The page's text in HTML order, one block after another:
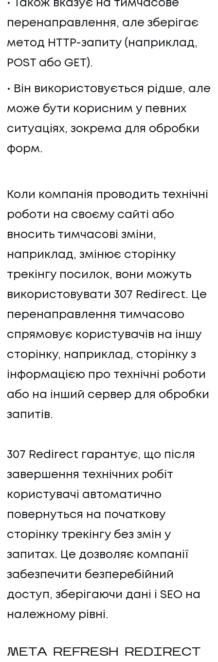
Також вказує на тимчасове
перенаправлення, але зберігає
метод HTTP-запиту (наприклад,
POST або GET).
Він використовується рідше, але
може бути корисним у певних
ситуаціях, зокрема для обробки
форм.
Коли компанія проводить технічні
роботи на своєму сайті або
вносить тимчасові зміни,
наприклад, змінює сторінку
трекінгу посилок, вони можуть
використовувати 307 Redirect. Це
перенаправлення тимчасово
спрямовує користувачів на іншу
сторінку, наприклад, сторінку з
інформацією про технічні роботи
або на інший сервер для обробки
запитів.
307 Redirect гарантує, що після
завершення технічних робіт
користувачі автоматично
повернуться на початкову
сторінку трекінгу без змін у
запитах. Це дозволяє компанії
забезпечити безперебійний
доступ, зберігаючи дані і SEO на
належному рівні.
META REFRESH REDIRECT